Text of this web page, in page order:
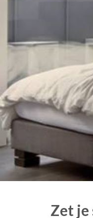
Zet je